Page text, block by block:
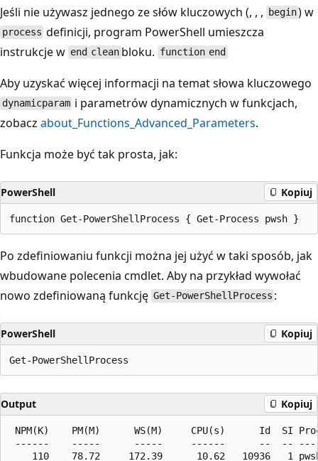
Jeśli nie używasz jednego ze słów kluczowych (, , , begin) w
process definicji, program PowerShell umieszcza
instrukcje w end cleanbloku. function end
Aby uzyskać więcej informacji na temat słowa kluczowego
dynamicparam i parametrów dynamicznych w funkcjach,
zobacz about_Functions_Advanced_Parameters.
Funkcja może być tak prosta, jak:
PowerShell Kopiuj
Po zdefiniowaniu funkcji można jej użyć w taki sposób, jak
wbudowane polecenia cmdlet. Aby na przykład wywołać
nowo zdefiniowaną funkcję Get-PowerShellProcess :
PowerShell Kopiuj
Output Kopiuj
NPM(K)    PM(M)      WS(M)     CPU(s)      Id  SI
------    -----      -----     ------      --  --